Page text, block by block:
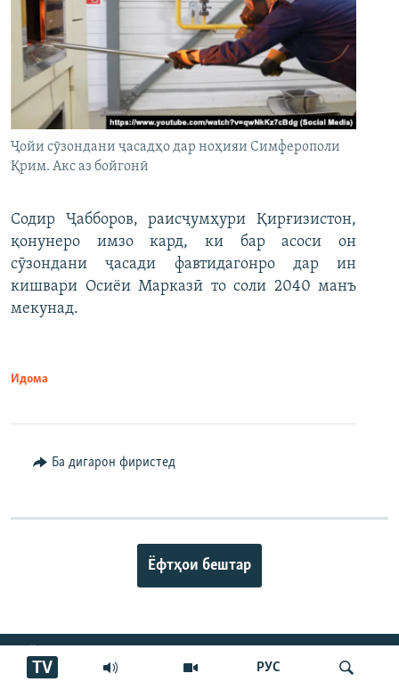
РУС
TV
Ҷойи сӯзондани ҷасадҳо дар ноҳияи Симферополи
Қрим. Акс аз бойгонӣ
Содир Ҷабборов, раисҷумҳури Қирғизистон,
қонунеро имзо кард, ки бар асоси он
сӯзондани ҷасади фавтидагонро дар ин
кишвари Осиёи Марказӣ то соли 2040 манъ
мекунад.
Идома
Ба дигарон фиристед
Ёфтҳои бештар
ПАЙГИРӢ КУНЕД